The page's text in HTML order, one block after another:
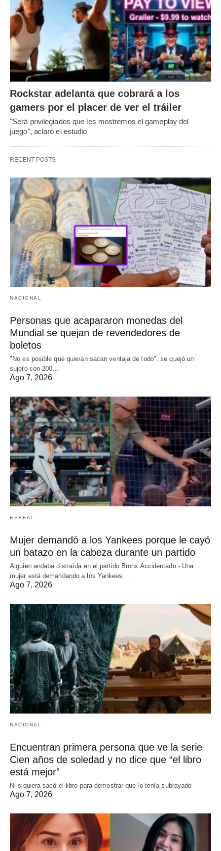
Rockstar adelanta que cobrará a los
gamers por el placer de ver el tráiler
"Será privilegiados que les mostremos el gameplay del
juego", aclaró el estudio
RECENT POSTS
NACIONAL
Personas que acapararon monedas del
Mundial se quejan de revendedores de
boletos
"No es posible que quieran sacan ventaja de todo", se quejó un
sujeto con 200…
Ago 7, 2026
ESREAL
Mujer demandó a los Yankees porque le cayó
un batazo en la cabeza durante un partido
Alguien andaba distraída en el partido Bronx Accidentado.- Una
mujer está demandando a los Yankees…
Ago 7, 2026
NACIONAL
Encuentran primera persona que ve la serie
Cien años de soledad y no dice que “el libro
está mejor”
Ni siquiera sacó el libro para demostrar que lo tenía subrayado
Ago 7, 2026